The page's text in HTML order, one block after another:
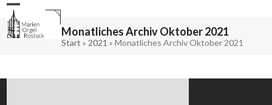
Skip
content
Open
mobile
menu
Close
mobile
menu Monatliches Archiv Oktober 2021
Start » 2021 » Monatliches Archiv Oktober 2021